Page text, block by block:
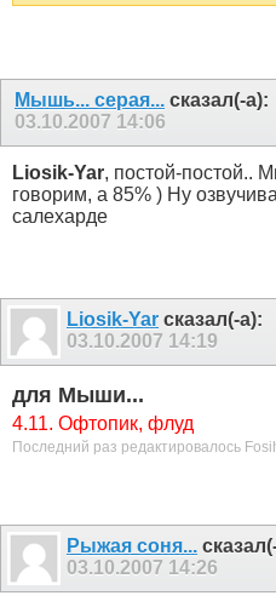
Мышь... серая... сказал(-а):
03.10.2007 14:06
Liosik-Yar, постой-постой..
говорим, а 85% ) Ну
салехарде
Liosik-Yar сказал(-а):
03.10.2007 14:19
для Мыши...
4.11. Офтопик, флуд
Последний раз редактировалось
Рыжая соня...
03.10.2007 14:26